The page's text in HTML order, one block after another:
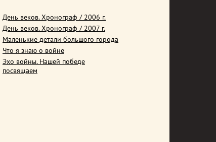
День веков. Хронограф / 2006 г.
День веков. Хронограф / 2007 г.
Маленькие детали большого города
Что я знаю о войне
Эхо войны. Нашей победе
посвящаем